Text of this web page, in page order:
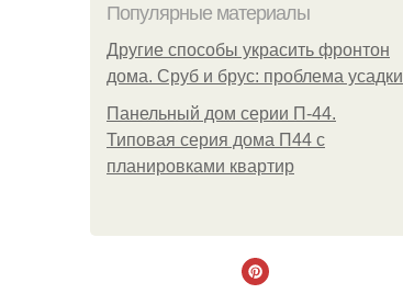
Популярные материалы
Другие способы украсить фронтон
дома. Сруб и брус: проблема усадки
Панельный дом серии П-44.
Типовая серия дома П44 с
планировками квартир